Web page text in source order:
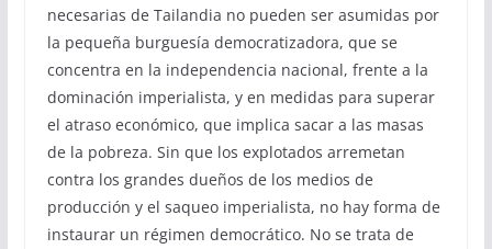
necesarias de Tailandia no pueden ser asumidas por
la pequeña burguesía democratizadora, que se
concentra en la independencia nacional, frente a la
dominación imperialista, y en medidas para superar
el atraso económico, que implica sacar a las masas
de la pobreza. Sin que los explotados arremetan
contra los grandes dueños de los medios de
producción y el saqueo imperialista, no hay forma de
instaurar un régimen democrático. No se trata de